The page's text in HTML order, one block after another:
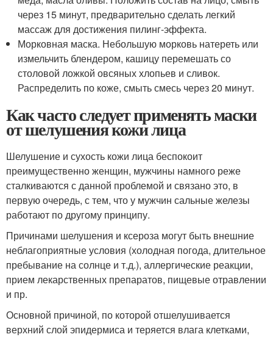
через 15 минут, предварительно сделать легкий
массаж для достижения пилинг-эффекта.
Морковная маска. Небольшую морковь натереть или
измельчить блендером, кашицу перемешать со
столовой ложкой овсяных хлопьев и сливок.
Распределить по коже, смыть смесь через 20 минут.
Как часто следует применять маски
от шелушения кожи лица
Шелушение и сухость кожи лица беспокоит
преимущественно женщин, мужчины намного реже
сталкиваются с данной проблемой и связано это, в
первую очередь, с тем, что у мужчин сальные железы
работают по другому принципу.
Причинами шелушения и ксероза могут быть внешние
неблагоприятные условия (холодная погода, длительное
пребывание на солнце и т.д.), аллергические реакции,
прием лекарственных препаратов, пищевые отравлении
и пр.
Основной причиной, по которой отшелушивается
верхний слой эпидермиса и теряется влага клетками,